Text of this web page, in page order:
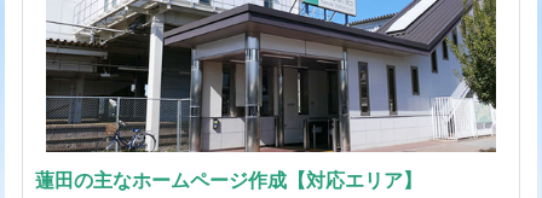
蓮田の主なホームページ作成【対応エリア】